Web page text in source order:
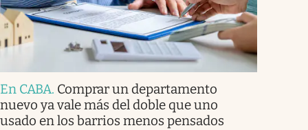
En CABA. Comprar un departamento
nuevo ya vale más del doble que uno
usado en los barrios menos pensados